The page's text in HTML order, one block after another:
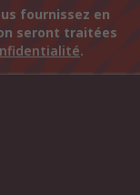
fournissez en
seront traitées
.